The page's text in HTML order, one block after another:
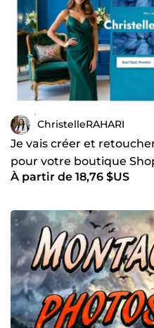
ChristelleRAHARI
Je vais créer et
pour votre boutique
(WooCommerce)
À partir de 18,76 $US